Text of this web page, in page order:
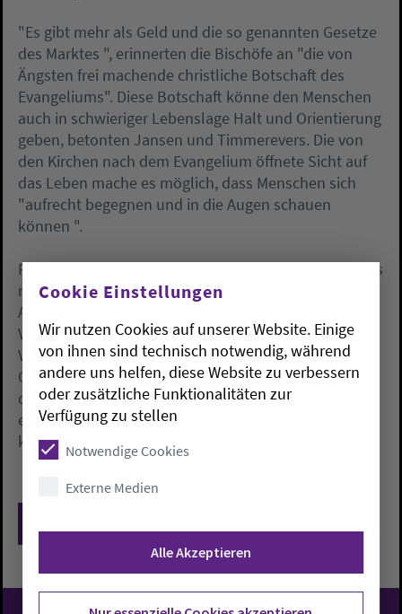
"Es gibt mehr als Geld und die so genannten Gesetze
des Marktes ", erinnerten die Bischöfe an "die von
Ängsten frei machende christliche Botschaft des
Evangeliums". Diese Botschaft könne den Menschen
auch in schwieriger Lebenslage Halt und Orientierung
geben, betonten Jansen und Timmerevers. Die von
den Kirchen nach dem Evangelium öffnete Sicht auf
das Leben mache es möglich, dass Menschen sich
"aufrecht begegnen und in die Augen schauen
können ".
Für Jan Jansen war es der offizielle Antrittsbesuch als
neuer evangelischer Bischof beim katholischen
Amtsbruder im bischöflichen Münsterschen Offizialat
Vechta. Zusammen tragen Janssen und Timmervers
Verantwortung für rund eine dreiviertel Million
Christen auf dem westniedersächsischen Territorium
des alten Landes Oldenburg. Davon sind 470.000
evangelisch-lutherischen und rund 270.000
katholischen Glaubens.
Cookie Einstellungen
Wir nutzen Cookies auf unserer Website. Einige
von ihnen sind technisch notwendig, während
andere uns helfen, diese Website zu verbessern
oder zusätzliche Funktionalitäten zur
Verfügung zu stellen
Notwendige Cookies
Externe Medien
Alle Akzeptieren